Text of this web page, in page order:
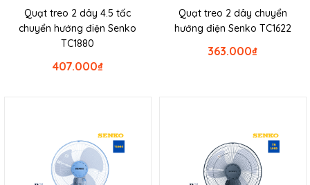
Quạt treo 2 dây 4.5 tấc
chuyển hướng điện Senko
TC1880
₫
407.000
Quạt treo 2 dây chuyển
hướng điện Senko TC1622
₫
363.000